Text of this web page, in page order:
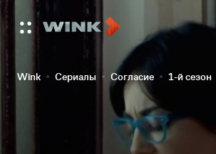
Wink Сериалы Согласие 1-й сезон